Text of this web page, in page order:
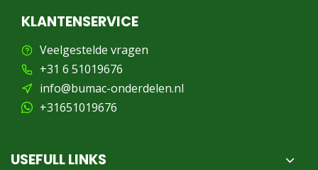
KLANTENSERVICE
Veelgestelde vragen
+31 6 51019676
info@bumac-onderdelen.nl
+31651019676
USEFULL LINKS